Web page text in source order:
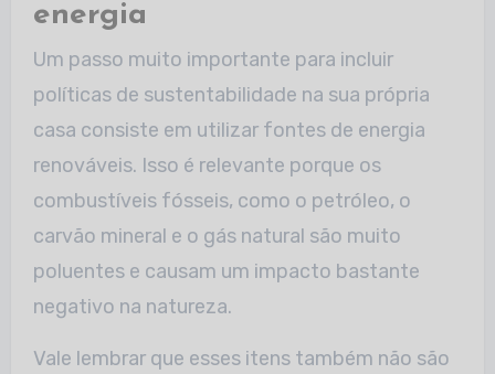
energia
Um passo muito importante para incluir
políticas de sustentabilidade na sua própria
casa consiste em utilizar fontes de energia
renováveis. Isso é relevante porque os
combustíveis fósseis, como o petróleo, o
carvão mineral e o gás natural são muito
poluentes e causam um impacto bastante
negativo na natureza.
Vale lembrar que esses itens também não são